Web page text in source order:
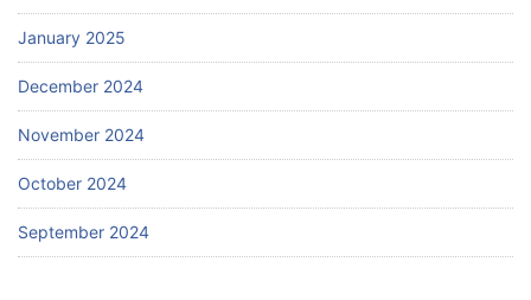
January 2025
December 2024
November 2024
October 2024
September 2024